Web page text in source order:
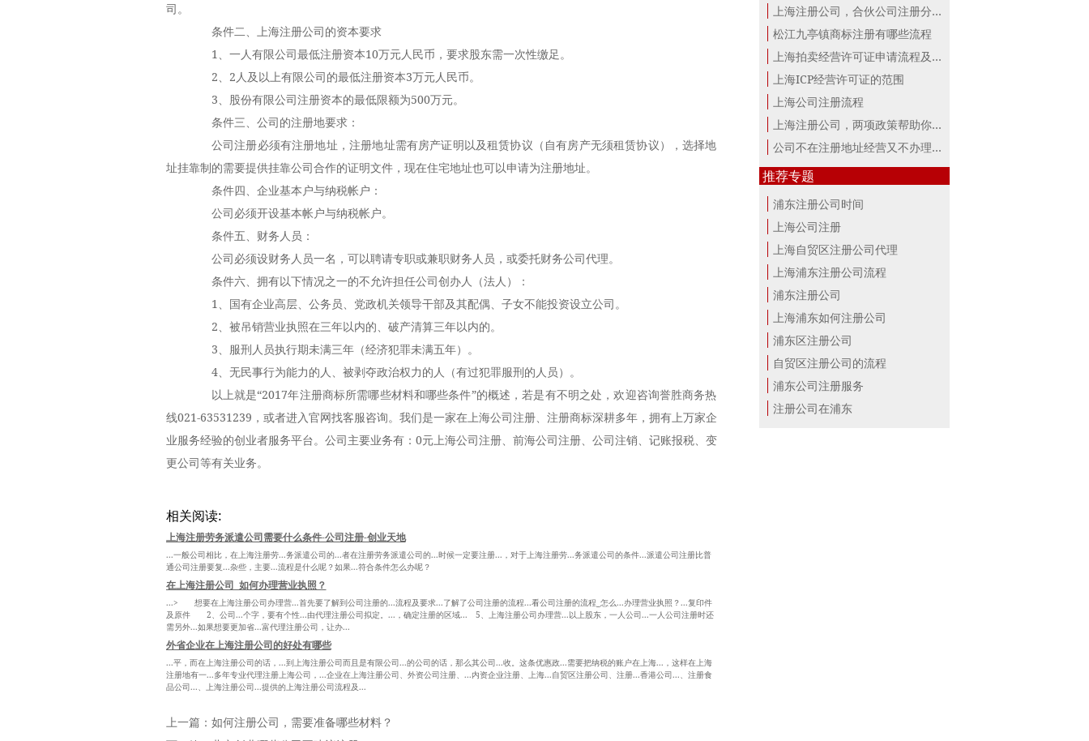
司。
条件二、上海注册公司的资本要求
1、一人有限公司最低注册资本10万元人民币，要求股东需一次性缴足。
2、2人及以上有限公司的最低注册资本3万元人民币。
3、股份有限公司注册资本的最低限额为500万元。
条件三、公司的注册地要求：
公司注册必须有注册地址，注册地址需有房产证明以及租赁协议（自有房产无须租赁协议），选择地
址挂靠制的需要提供挂靠公司合作的证明文件，现在住宅地址也可以申请为注册地址。
条件四、企业基本户与纳税帐户：
公司必须开设基本帐户与纳税帐户。
条件五、财务人员：
公司必须设财务人员一名，可以聘请专职或兼职财务人员，或委托财务公司代理。
条件六、拥有以下情况之一的不允许担任公司创办人（法人）：
1、国有企业高层、公务员、党政机关领导干部及其配偶、子女不能投资设立公司。
2、被吊销营业执照在三年以内的、破产清算三年以内的。
3、服刑人员执行期未满三年（经济犯罪未满五年）。
4、无民事行为能力的人、被剥夺政治权力的人（有过犯罪服刑的人员）。
以上就是“2017年注册商标所需哪些材料和哪些条件”的概述，若是有不明之处，欢迎咨询誉胜商务热
线021-63531239，或者进入官网找客服咨询。我们是一家在上海公司注册、注册商标深耕多年，拥有上万家企
业服务经验的创业者服务平台。公司主要业务有：0元上海公司注册、前海公司注册、公司注销、记账报税、变
更公司等有关业务。
相关阅读:
上海注册劳务派遣公司需要什么条件-公司注册-创业天地
...一般公司相比，在上海注册劳...务派遣公司的...者在注册劳务派遣公司的...时候一定要注册...，对于上海注册劳...务派遣公司的条件...派遣公司注册比普
通公司注册要复...杂些，主要...流程是什么呢？如果...符合条件怎么办呢？
在上海注册公司_如何办理营业执照？
...> 想要在上海注册公司办理营...首先要了解到公司注册的...流程及要求...了解了公司注册的流程...看公司注册的流程_怎么...办理营业执照？...复印件
及原件 2、公司...个字，要有个性...由代理注册公司拟定。...，确定注册的区域... 5、上海注册公司办理营...以上股东，一人公司...一人公司注册时还
需另外...如果想要更加省...富代理注册公司，让办...
外省企业在上海注册公司的好处有哪些
...平，而在上海注册公司的话，...到上海注册公司而且是有限公司...的公司的话，那么其公司...收。这条优惠政...需要把纳税的账户在上海...，这样在上海
注册地有一...多年专业代理注册上海公司，...企业在上海注册公司、外资公司注册、...内资企业注册、上海...自贸区注册公司、注册...香港公司...、注册食
品公司...、上海注册公司...提供的上海注册公司流程及...
上一篇： 如何注册公司，需要准备哪些材料？
上海注册公司，合伙公司注册分析！
松江九亭镇商标注册有哪些流程
上海拍卖经营许可证申请流程及材料
上海ICP经营许可证的范围
上海公司注册流程
上海注册公司，两项政策帮助你最大。
公司不在注册地址经营又不办理变更，...
推荐专题
浦东注册公司时间
上海公司注册
上海自贸区注册公司代理
上海浦东注册公司流程
浦东注册公司
上海浦东如何注册公司
浦东区注册公司
自贸区注册公司的流程
浦东公司注册服务
注册公司在浦东